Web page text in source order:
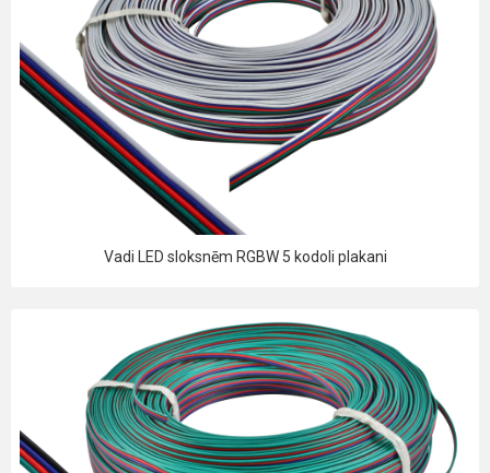
Vadi LED sloksnēm RGBW 5 kodoli plakani